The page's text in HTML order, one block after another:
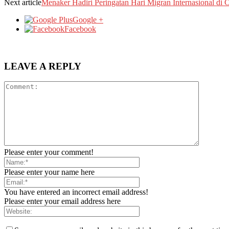
Next articleMenaker Hadiri Peringatan Hari Migran Internasional di
Google +
Facebook
LEAVE A REPLY
Please enter your comment!
Please enter your name here
You have entered an incorrect email address!
Please enter your email address here